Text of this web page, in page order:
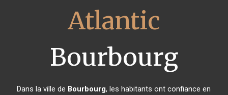
Atlantic
Bourbourg
Dans la ville de Bourbourg, les habitants ont confiance en